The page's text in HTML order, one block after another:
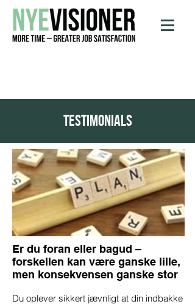
testimonials
Er du foran eller bagud –
forskellen kan være ganske lille,
men konsekvensen ganske stor
Du oplever sikkert jævnligt at din indbakke